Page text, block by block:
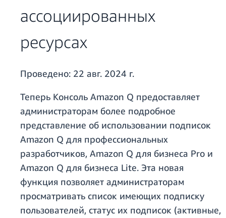
ассоциированных
ресурсах
Проведено: 22 авг. 2024 г.
Теперь Консоль Amazon Q предоставляет
администраторам более подробное
представление об использовании подписок
Amazon Q для профессиональных
разработчиков, Amazon Q для бизнеса Pro и
Amazon Q для бизнеса Lite. Эта новая
функция позволяет администраторам
просматривать список имеющих подписку
пользователей, статус их подписок (активные,